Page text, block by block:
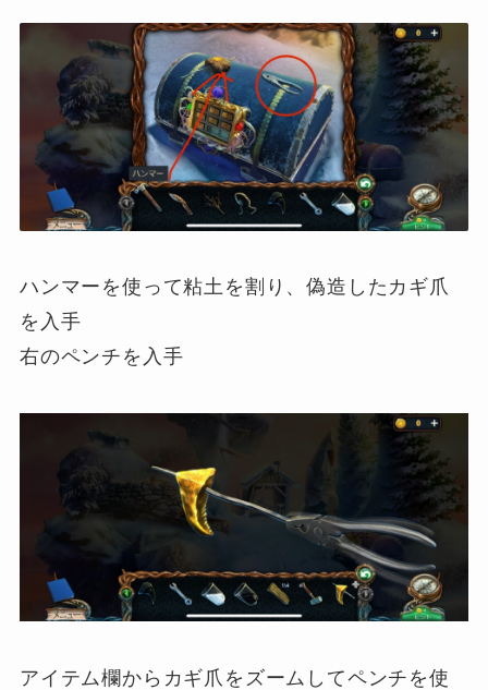
ハンマーを使って粘土を割り、偽造したカギ爪
を入手
右のペンチを入手
アイテム欄からカギ爪をズームしてペンチを使